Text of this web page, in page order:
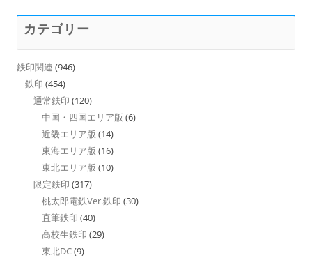
カテゴリー
鉄印関連 (946)
鉄印 (454)
通常鉄印 (120)
中国・四国エリア版 (6)
近畿エリア版 (14)
東海エリア版 (16)
東北エリア版 (10)
限定鉄印 (317)
桃太郎電鉄Ver.鉄印 (30)
直筆鉄印 (40)
高校生鉄印 (29)
東北DC(9)